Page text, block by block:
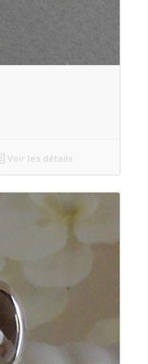
Voir les détails